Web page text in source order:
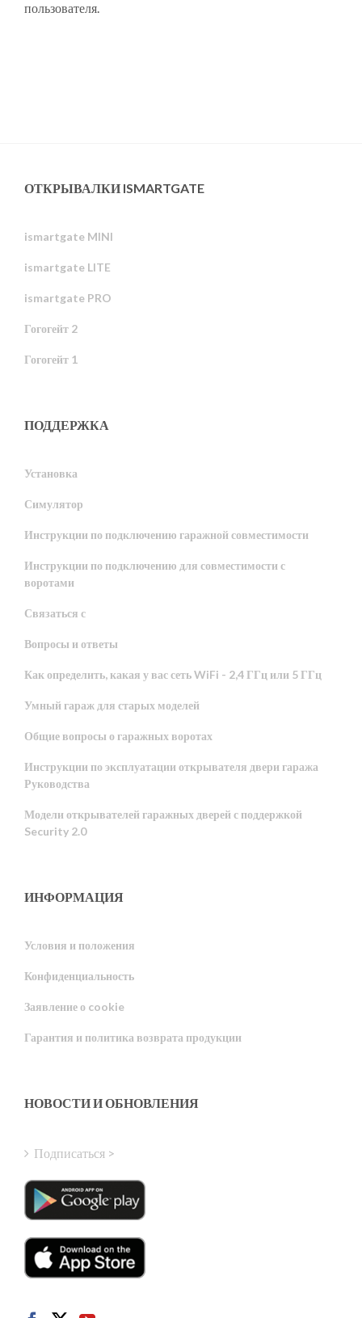
пользователя.
ОТКРЫВАЛКИ ISMARTGATE
ismartgate MINI
ismartgate LITE
ismartgate PRO
Гогогейт 2
Гогогейт 1
ПОДДЕРЖКА
Установка
Симулятор
Инструкции по подключению гаражной совместимости
Инструкции по подключению для совместимости с
воротами
Связаться с
Вопросы и ответы
Как определить, какая у вас сеть WiFi - 2,4 ГГц или 5 ГГц
Умный гараж для старых моделей
Общие вопросы о гаражных воротах
Инструкции по эксплуатации открывателя двери гаража
Руководства
Модели открывателей гаражных дверей с поддержкой
Security 2.0
ИНФОРМАЦИЯ
Условия и положения
Конфиденциальность
Заявление о cookie
Гарантия и политика возврата продукции
НОВОСТИ И ОБНОВЛЕНИЯ
Подписаться >